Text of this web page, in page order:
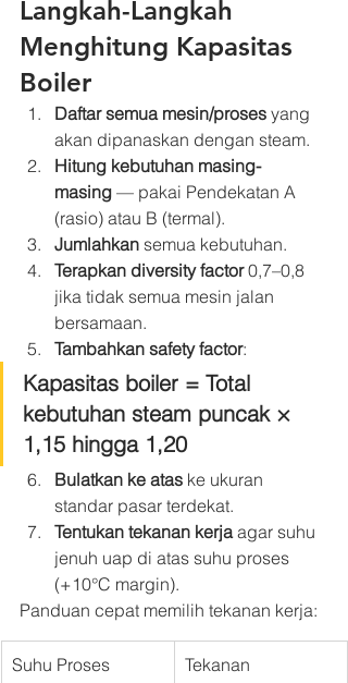
Langkah-Langkah
Menghitung Kapasitas
Boiler
Daftar semua mesin/proses yang
akan dipanaskan dengan steam.
Hitung kebutuhan masing-
masing — pakai Pendekatan A
(rasio) atau B (termal).
Jumlahkan semua kebutuhan.
Terapkan diversity factor 0,7–0,8
jika tidak semua mesin jalan
bersamaan.
Tambahkan safety factor:
Kapasitas boiler = Total
kebutuhan steam puncak ×
1,15 hingga 1,20
Bulatkan ke atas ke ukuran
standar pasar terdekat.
Tentukan tekanan kerja agar suhu
jenuh uap di atas suhu proses
(+10°C margin).
Panduan cepat memilih tekanan kerja:
Suhu Proses
Tekanan